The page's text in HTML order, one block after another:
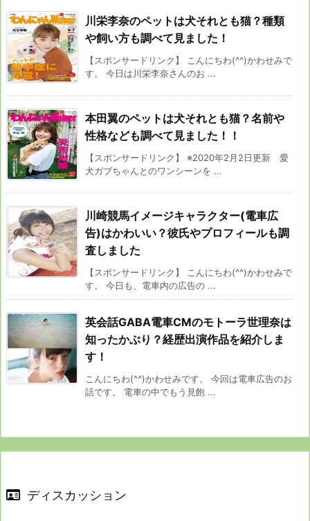
川栄李奈のペットは犬それとも猫？種類
や飼い方も調べて見ました！
【スポンサードリンク】 こんにちわ(^^)かわせみで
す。 今日は川栄李奈さんのお ...
本田翼のペットは犬それとも猫？名前や
性格なども調べて見ました！！
【スポンサードリンク】 ※2020年2月2日更新 愛
犬ガブちゃんとのワンシーンを ...
川崎競馬イメージキャラクター(電車広
告)はかわいい？彼氏やプロフィールも調
査しました
【スポンサードリンク】 こんにちわ(^^)かわせみで
す。 今日も、電車内の広告の ...
英会話GABA電車CMのモトーラ世理奈は
知ったかぶり？経歴出演作品を紹介しま
す！
こんにちわ(^^)かわせみです。 今回は電車広告のお
話です。 電車の中でもう見飽 ...
ディスカッション